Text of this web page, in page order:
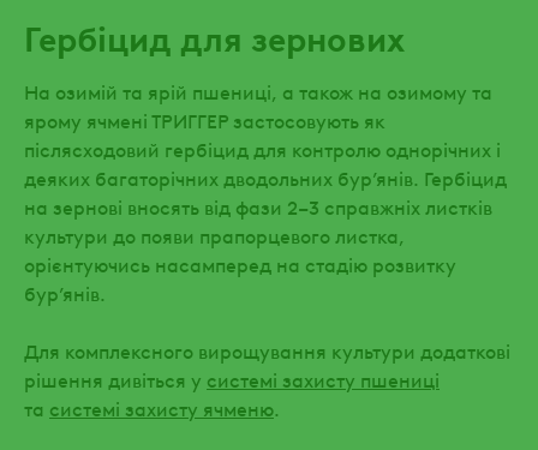
Гербіцид для зернових
На озимій та ярій пшениці, а також на озимому та
ярому ячмені ТРИГГЕР застосовують як
післясходовий гербіцид для контролю однорічних і
деяких багаторічних дводольних бур’янів. Гербіцид
на зернові вносять від фази 2–3 справжніх листків
культури до появи прапорцевого листка,
орієнтуючись насамперед на стадію розвитку
бур’янів.
Для комплексного вирощування культури додаткові
рішення дивіться у системі захисту пшениці
та системі захисту ячменю.